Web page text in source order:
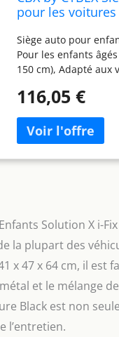
pour les voitures
Siège auto pour
Pour les enfants
150 cm), Adapté aux
protections latérales
réglable en hauteur
l’enfant, dossier
véhicule Fixation
116,05 €
Enfants Solution X
la plupart des
x 47 x 64 cm, il est
et le mélange
Black est non
l’entretien.